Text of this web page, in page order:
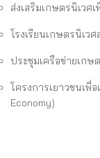
ส่งเสริมเกษตรนิเวศ
โรงเรียนเกษตรนิเว
ประชุมเครือข่ายเกษ
โครงการเยาวชนเพื่
Economy)